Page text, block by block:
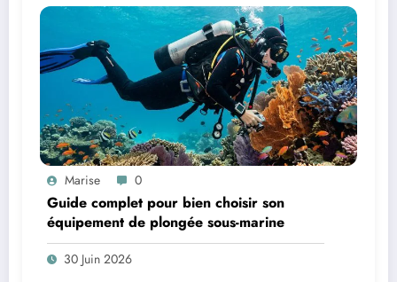
Marise 0
Guide complet pour bien choisir son
équipement de plongée sous-marine
30 Juin 2026